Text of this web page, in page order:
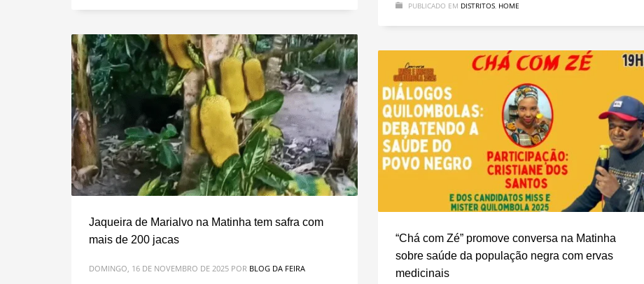
PUBLICADO EM DISTRITOS, HOME
Jaqueira de Marialvo na Matinha tem safra com
mais de 200 jacas
DOMINGO, 16 DE NOVEMBRO DE 2025 POR BLOG DA FEIRA
“Chá com Zé” promove conversa na Matinha
sobre saúde da população negra com ervas
medicinais